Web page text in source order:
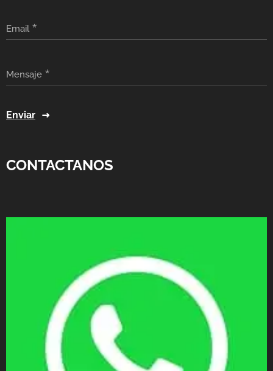
Email
Mensaje
Enviar
CONTACTANOS